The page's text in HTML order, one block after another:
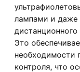
лампами и
дистанционного
Это
необходимости
контроля, что